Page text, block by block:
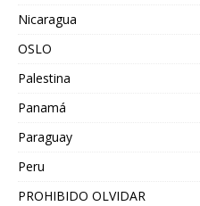
Nicaragua
OSLO
Palestina
Panamá
Paraguay
Peru
PROHIBIDO OLVIDAR